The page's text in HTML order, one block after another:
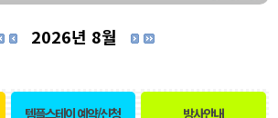
2026년 8월
템플스테이 예약/신청 방사안내